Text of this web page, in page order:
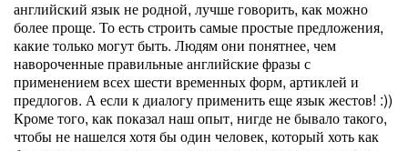
английский язык не родной, лучше говорить, как можно
более проще. То есть строить самые простые предложения,
какие только могут быть. Людям они понятнее, чем
навороченные правильные английские фразы с
применением всех шести временных форм, артиклей и
предлогов. А если к диалогу применить еще язык жестов! :))
Кроме того, как показал наш опыт, нигде не бывало такого,
чтобы не нашелся хотя бы один человек, который хоть как